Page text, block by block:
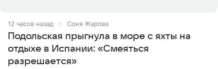
12 часов назад Соня Жарова
Подольская прыгнула в море с яхты на
отдыхе в Испании: «Смеяться
разрешается»